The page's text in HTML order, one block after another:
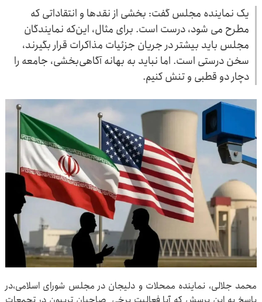
یک نماینده مجلس گفت: بخشی از نقدها و انتقاداتی که
مطرح می شود، درست است. برای مثال، این‌که نمایندگان
مجلس باید بیشتر در جریان جزئیات مذاکرات قرار بگیرند،
سخن درستی است. اما نباید به بهانه آگاهی‌بخشی، جامعه را
دچار دو قطبی و تنش کنیم.
محمد جلالی، نماینده ممحلات و دلیجان در مجلس شورای اسلامی،در